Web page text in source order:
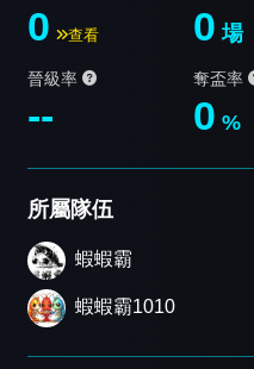
0 查看 0場
晉級率
--
奪盃率
0 %
所屬隊伍
蝦蝦霸
蝦蝦霸1010